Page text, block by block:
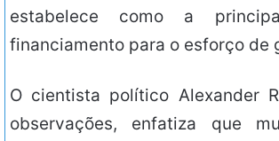
estabelece como a
financiamento para o esforço de
O cientista político Alexander
observações, enfatiza que